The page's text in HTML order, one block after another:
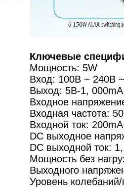
Ключевые
Мощность: 5W
Вход: 100В ~ 240В
Выход: 5В-1, 000mA
Входное
Входная частота:
Входной ток:
DC выходное
DC выходной ток:
Мощность без
Выходного
Уровень